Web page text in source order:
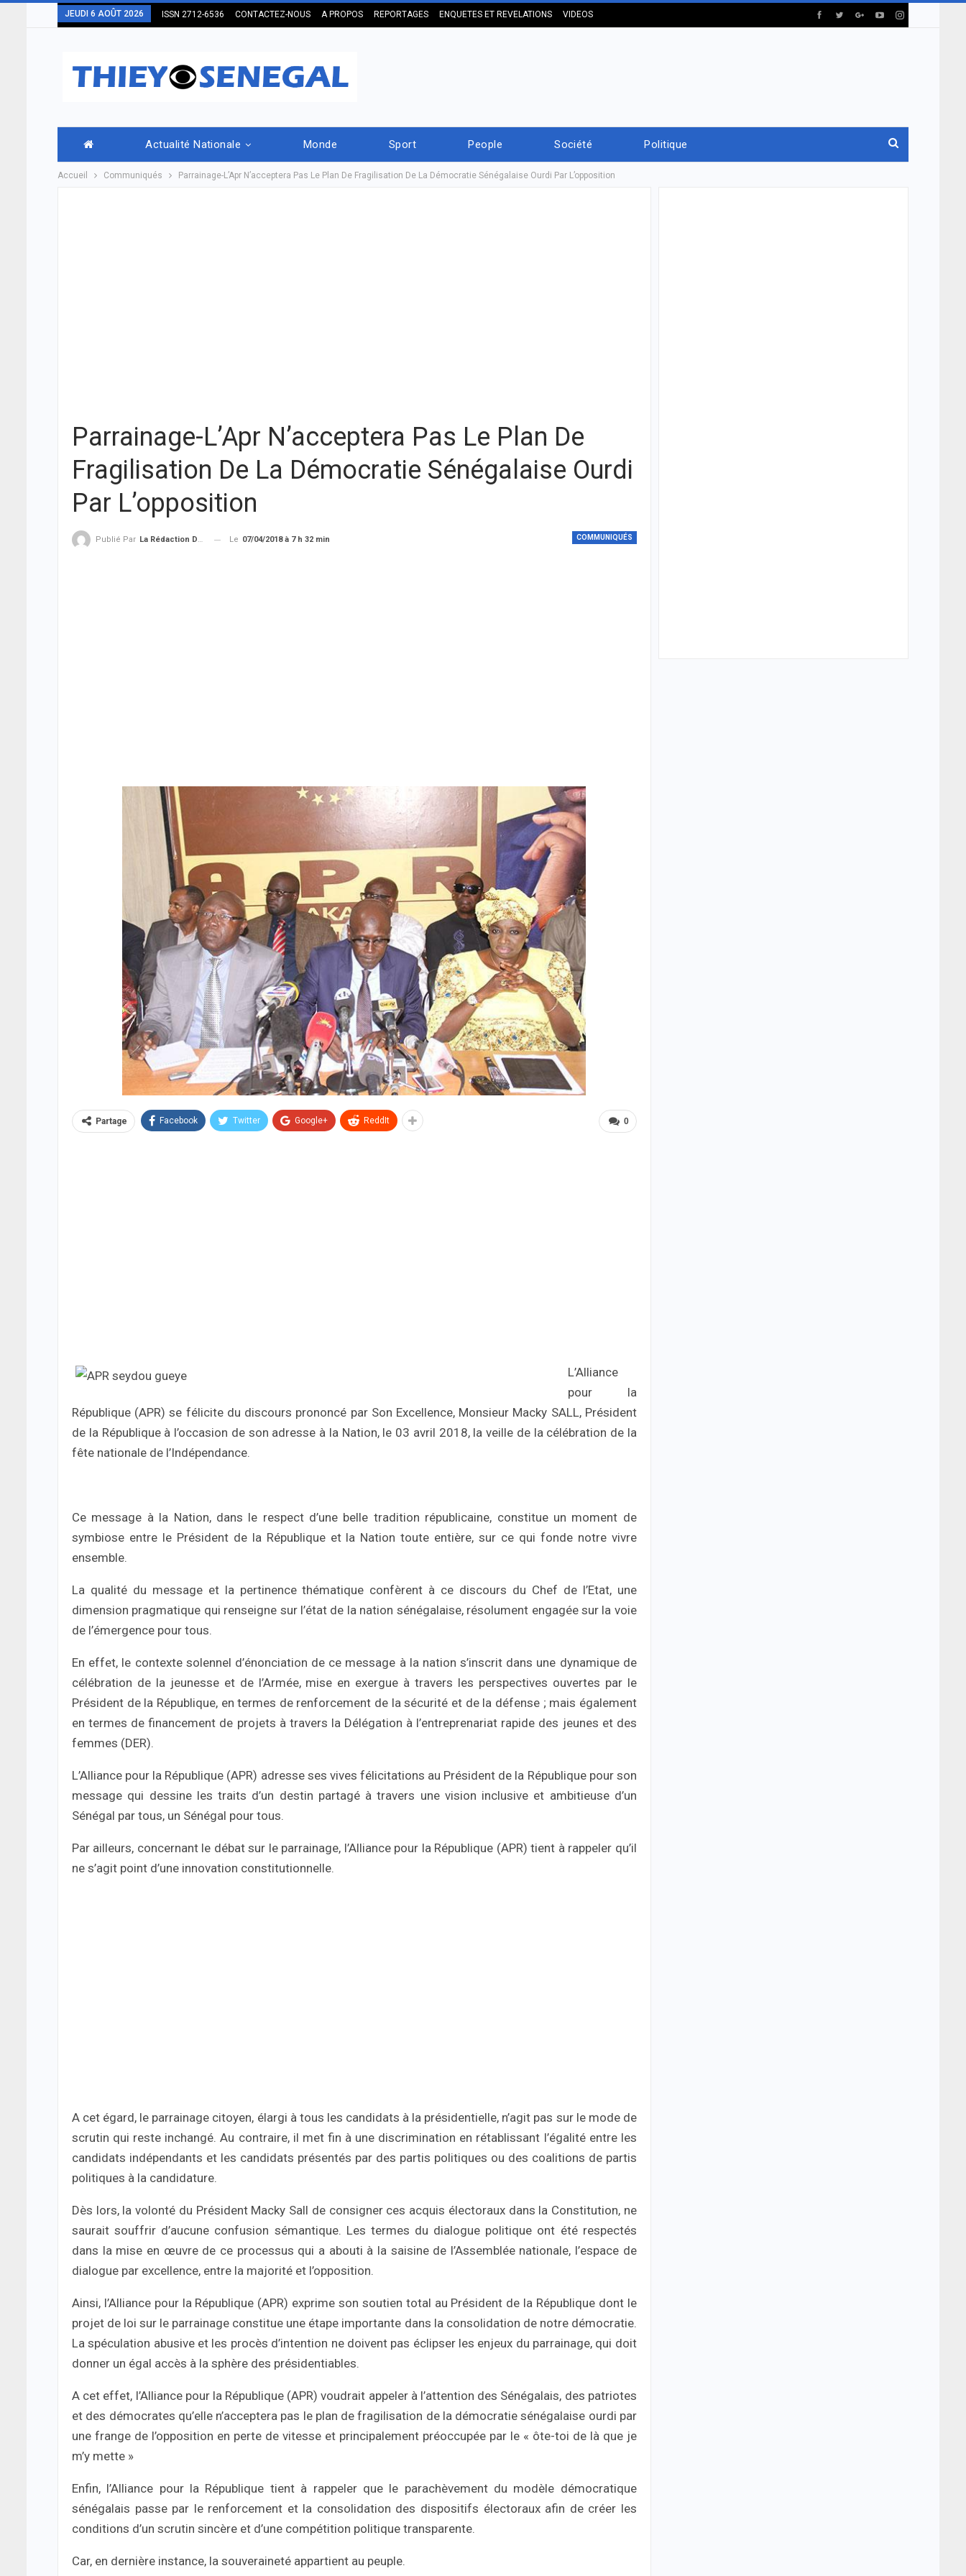
JEUDI 6 AOÛT 2026 ISSN 2712-6536 CONTACTEZ-NOUS A PROPOS REPORTAGES ENQUETES ET REVELATIONS VIDEOS
Actualité Nationale Monde Sport People Société Politique
Accueil Communiqués Parrainage-L’Apr N’acceptera Pas Le Plan De Fragilisation De La Démocratie Sénégalaise Ourdi Par L’opposition
Parrainage-L’Apr N’acceptera Pas Le Plan De
Fragilisation De La Démocratie Sénégalaise Ourdi
Par L’opposition
COMMUNIQUÉS
Publié Par La Rédaction De THIEYSENEGAL.com Le 07/04/2018 à 7 h 32 min
0
Partage Facebook Twitter Google+ ReddIt
L’Alliance
pour la
République (APR) se félicite du discours prononcé par Son Excellence, Monsieur Macky SALL, Président
de la République à l’occasion de son adresse à la Nation, le 03 avril 2018, la veille de la célébration de la
fête nationale de l’Indépendance.
Ce message à la Nation, dans le respect d’une belle tradition républicaine, constitue un moment de
symbiose entre le Président de la République et la Nation toute entière, sur ce qui fonde notre vivre
ensemble.
La qualité du message et la pertinence thématique confèrent à ce discours du Chef de l’Etat, une
dimension pragmatique qui renseigne sur l’état de la nation sénégalaise, résolument engagée sur la voie
de l’émergence pour tous.
En effet, le contexte solennel d’énonciation de ce message à la nation s’inscrit dans une dynamique de
célébration de la jeunesse et de l’Armée, mise en exergue à travers les perspectives ouvertes par le
Président de la République, en termes de renforcement de la sécurité et de la défense ; mais également
en termes de financement de projets à travers la Délégation à l’entreprenariat rapide des jeunes et des
femmes (DER).
L’Alliance pour la République (APR) adresse ses vives félicitations au Président de la République pour son
message qui dessine les traits d’un destin partagé à travers une vision inclusive et ambitieuse d’un
Sénégal par tous, un Sénégal pour tous.
Par ailleurs, concernant le débat sur le parrainage, l’Alliance pour la République (APR) tient à rappeler qu’il
ne s’agit point d’une innovation constitutionnelle.
A cet égard, le parrainage citoyen, élargi à tous les candidats à la présidentielle, n’agit pas sur le mode de
scrutin qui reste inchangé. Au contraire, il met fin à une discrimination en rétablissant l’égalité entre les
candidats indépendants et les candidats présentés par des partis politiques ou des coalitions de partis
politiques à la candidature.
Dès lors, la volonté du Président Macky Sall de consigner ces acquis électoraux dans la Constitution, ne
saurait souffrir d’aucune confusion sémantique. Les termes du dialogue politique ont été respectés
dans la mise en œuvre de ce processus qui a abouti à la saisine de l’Assemblée nationale, l’espace de
dialogue par excellence, entre la majorité et l’opposition.
Ainsi, l’Alliance pour la République (APR) exprime son soutien total au Président de la République dont le
projet de loi sur le parrainage constitue une étape importante dans la consolidation de notre démocratie.
La spéculation abusive et les procès d’intention ne doivent pas éclipser les enjeux du parrainage, qui doit
donner un égal accès à la sphère des présidentiables.
A cet effet, l’Alliance pour la République (APR) voudrait appeler à l’attention des Sénégalais, des patriotes
et des démocrates qu’elle n’acceptera pas le plan de fragilisation de la démocratie sénégalaise ourdi par
une frange de l’opposition en perte de vitesse et principalement préoccupée par le « ôte-toi de là que je
m’y mette »
Enfin, l’Alliance pour la République tient à rappeler que le parachèvement du modèle démocratique
sénégalais passe par le renforcement et la consolidation des dispositifs électoraux afin de créer les
conditions d’un scrutin sincère et d’une compétition politique transparente.
Car, en dernière instance, la souveraineté appartient au peuple.